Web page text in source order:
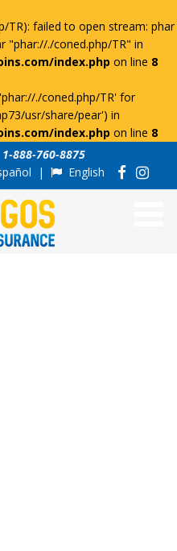
TR): failed to open stream: phar
"phar://./coned.php/TR" in
index.php on line 8
./coned.php/TR' for
usr/share/pear') in
index.php on line 8
1-888-760-8875
| English